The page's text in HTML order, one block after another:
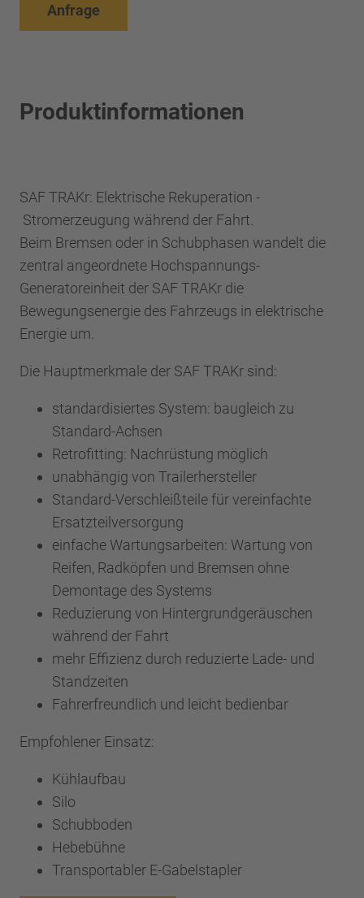
Anfrage
Produktinformationen
SAF TRAKr: Elektrische Rekuperation -
Stromerzeugung während der Fahrt.
Beim Bremsen oder in Schubphasen wandelt die
zentral angeordnete Hochspannungs-
Generatoreinheit der SAF TRAKr die
Bewegungsenergie des Fahrzeugs in elektrische
Energie um.
Die Hauptmerkmale der SAF TRAKr sind:
standardisiertes System: baugleich zu
Standard-Achsen
Retrofitting: Nachrüstung möglich
unabhängig von Trailerhersteller
Standard-Verschleißteile für vereinfachte
Ersatzteilversorgung
einfache Wartungsarbeiten: Wartung von
Reifen, Radköpfen und Bremsen ohne
Demontage des Systems
Reduzierung von Hintergrundgeräuschen
während der Fahrt
mehr Effizienz durch reduzierte Lade- und
Standzeiten
Fahrerfreundlich und leicht bedienbar
Empfohlener Einsatz:
Kühlaufbau
Silo
Schubboden
Hebebühne
Transportabler E-Gabelstapler